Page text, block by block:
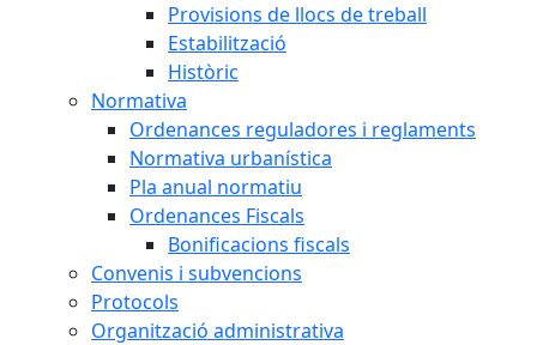
Provisions de llocs de treball
Estabilització
Històric
Normativa
Ordenances reguladores i reglaments
Normativa urbanística
Pla anual normatiu
Ordenances Fiscals
Bonificacions fiscals
Convenis i subvencions
Protocols
Organització administrativa